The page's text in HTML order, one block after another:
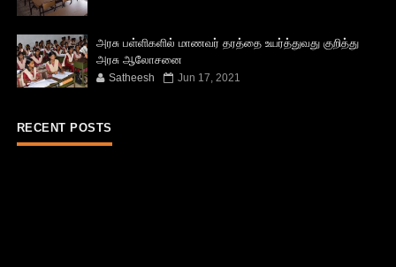
அரசு பள்ளிகளில் மாணவர் தரத்தை உயர்த்துவது குறித்து
அரசு ஆலோசனை
Satheesh Jun 17, 2021
RECENT POSTS